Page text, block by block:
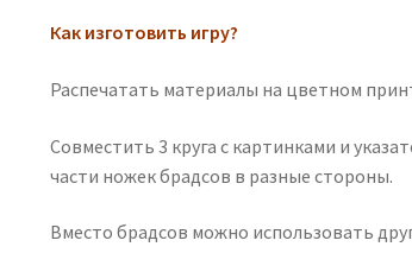
Как изготовить игру?
Распечатать материалы на цветном
Совместить 3 круга с картинками и
части ножек брадсов в разные стороны.
Вместо брадсов можно использовать